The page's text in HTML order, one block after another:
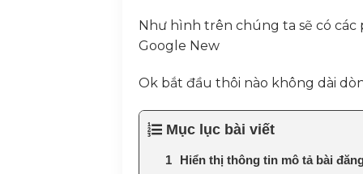
Như hình trên chúng ta sẽ có các
Google New
Ok bắt đầu thôi nào không dài
Mục lục bài viết
Hiển thị thông tin mô tả bài